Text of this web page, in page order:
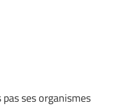
ses organismes